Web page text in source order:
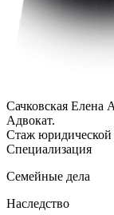
Сачковская Елена
Адвокат.
Стаж юридической
Специализация
Семейные дела
Наследство